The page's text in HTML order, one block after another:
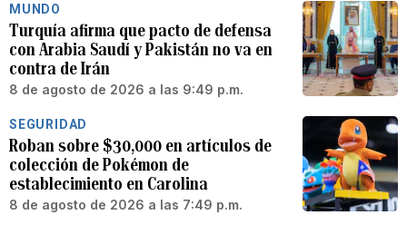
MUNDO
Turquía afirma que pacto de defensa
con Arabia Saudí y Pakistán no va en
contra de Irán
8 de agosto de 2026 a las 9:49 p.m.
SEGURIDAD
Roban sobre $30,000 en artículos de
colección de Pokémon de
establecimiento en Carolina
8 de agosto de 2026 a las 7:49 p.m.